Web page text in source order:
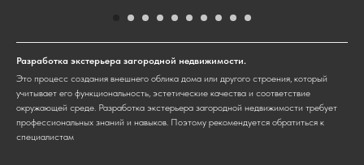
Разработка экстерьера загородной недвижимости.
Это процесс создания внешнего облика дома или другого строения, который
учитывает его функциональность, эстетические качества и соответствие
окружающей среде. Разработка экстерьера загородной недвижимости требует
профессиональных знаний и навыков. Поэтому рекомендуется обратиться к
специалистам